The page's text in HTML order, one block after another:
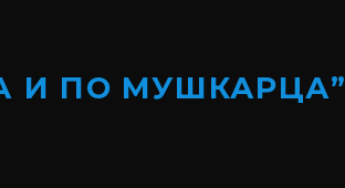
И ПО МУШКАРЦА”